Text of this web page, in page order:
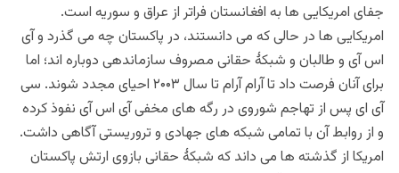
جفای امریکایی ها به افغانستان فراتر از عراق و سوریه است.
امریکایی ها در حالی که می دانستند، در پاکستان چه می گذرد و آی
اس آی و طالبان و شبکۀ حقانی مصروف سازماندهی دوباره اند؛ اما
برای آنان فرصت داد تا آرام آرام تا سال ۲۰۰۳ احیای مجدد شوند. سی
آی ای پس از تهاجم شوروی در رگه های مخفی آی اس آی نفوذ کرده
و از روابط آن با تمامی شبکه های جهادی و تروریستی آگاهی داشت.
امریکا از گذشته ها می داند که شبکۀ حقانی بازوی ارتش پاکستان